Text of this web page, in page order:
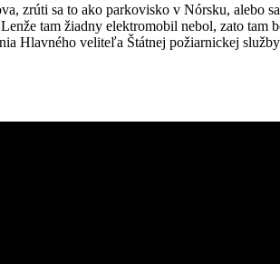
zrúti sa to ako parkovisko v Nórsku, alebo
tam žiadny elektromobil nebol, zato
Hlavného veliteľa Štátnej požiarnickej